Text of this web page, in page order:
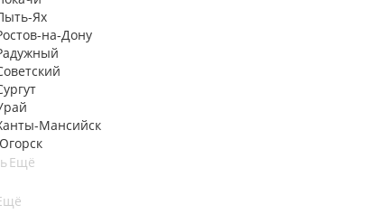
Ях
на-Дону
Мансийск
Ещё